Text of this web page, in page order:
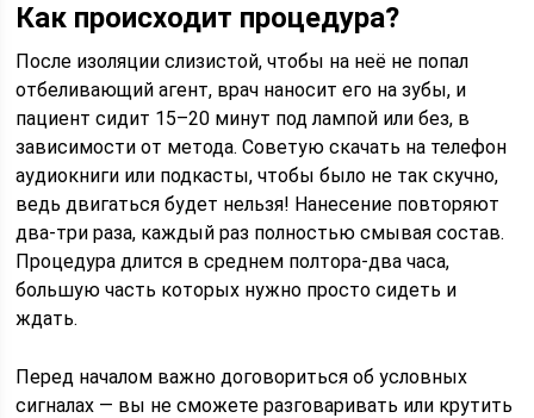
Как происходит процедура?
После изоляции слизистой, чтобы на неё не попал
отбеливающий агент, врач наносит его на зубы, и
пациент сидит 15–20 минут под лампой или без, в
зависимости от метода. Советую скачать на телефон
аудиокниги или подкасты, чтобы было не так скучно,
ведь двигаться будет нельзя! Нанесение повторяют
два-три раза, каждый раз полностью смывая состав.
Процедура длится в среднем полтора-два часа,
большую часть которых нужно просто сидеть и
ждать.
Перед началом важно договориться об условных
сигналах — вы не сможете разговаривать или крутить